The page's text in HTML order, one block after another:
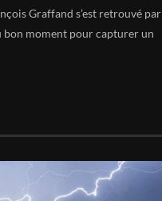
Graffand s’est retrouvé par
bon moment pour capturer un